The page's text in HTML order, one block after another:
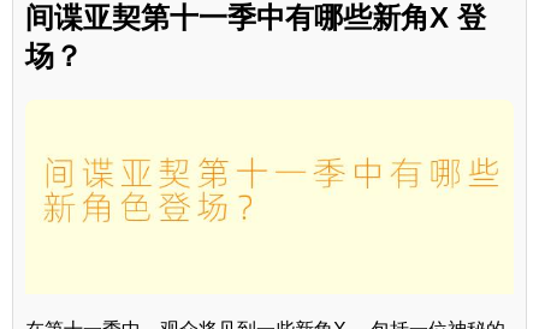
间谍亚契第十一季中有哪些新角X 登
场？